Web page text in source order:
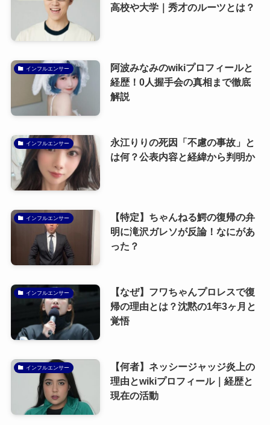
高校や大学｜秀才のルーツとは？
インフルエンサー
阿波みなみのwikiプロフィールと
経歴！0人握手会の真相まで徹底
解説
インフルエンサー
永江りりの死因「不慮の事故」と
は何？公表内容と経緯から判明か
インフルエンサー
【特定】ちゃんねる鰐の復帰の弁
明に滝沢ガレソが反論！なにがあ
った？
インフルエンサー
【なぜ】フワちゃんプロレスで復
帰の理由とは？沈黙の1年3ヶ月と
覚悟
インフルエンサー
【何者】ネッシージャッジ炎上の
理由とwikiプロフィール｜経歴と
現在の活動